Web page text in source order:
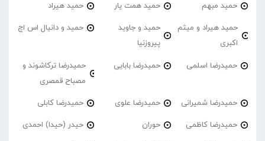
حمید مبهم حمید همت یار حمید هیراد
حمید هیراد و میثم
اکبری
حمید و جاوید
پیروزنیا
حمید و دانیال اس اچ
حمیدرضا اسلمی حمیدرضا بابایی
حمیدرضا ترکاشوند و
مصباح قمصری
حمیدرضا شمیرانی حمیدرضا علوی حمیدرضا کابلی
حمیدرضا کاظمی حوران حیدر (حیدا) احمدی